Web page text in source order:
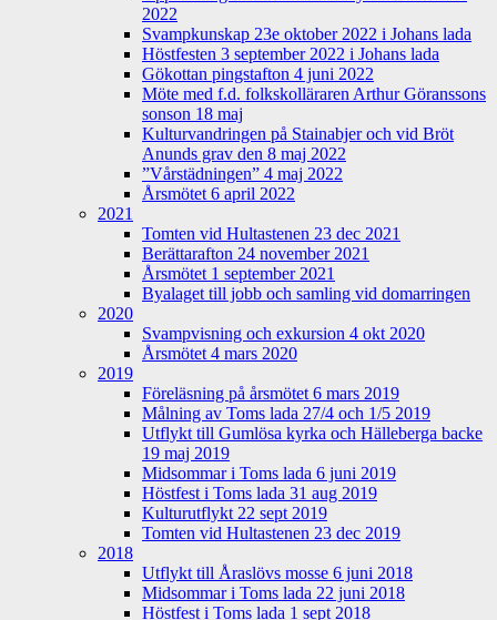
2022
Svampkunskap 23e oktober 2022 i Johans lada
Höstfesten 3 september 2022 i Johans lada
Gökottan pingstafton 4 juni 2022
Möte med f.d. folkskolläraren Arthur Göranssons
sonson 18 maj
Kulturvandringen på Stainabjer och vid Bröt
Anunds grav den 8 maj 2022
”Vårstädningen” 4 maj 2022
Årsmötet 6 april 2022
2021
Tomten vid Hultastenen 23 dec 2021
Berättarafton 24 november 2021
Årsmötet 1 september 2021
Byalaget till jobb och samling vid domarringen
2020
Svampvisning och exkursion 4 okt 2020
Årsmötet 4 mars 2020
2019
Föreläsning på årsmötet 6 mars 2019
Målning av Toms lada 27/4 och 1/5 2019
Utflykt till Gumlösa kyrka och Hälleberga backe
19 maj 2019
Midsommar i Toms lada 6 juni 2019
Höstfest i Toms lada 31 aug 2019
Kulturutflykt 22 sept 2019
Tomten vid Hultastenen 23 dec 2019
2018
Utflykt till Åraslövs mosse 6 juni 2018
Midsommar i Toms lada 22 juni 2018
Höstfest i Toms lada 1 sept 2018